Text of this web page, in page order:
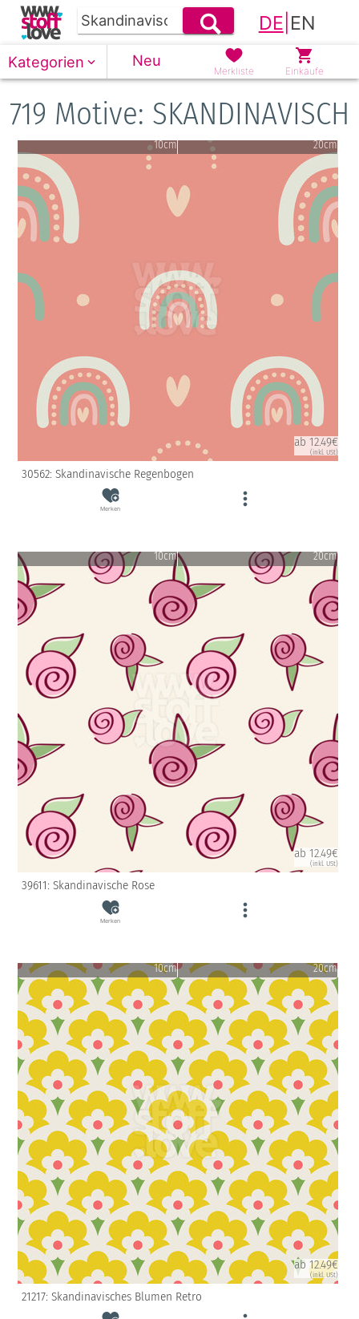
DE EN
Kategorien Neu
Merkliste Einkäufe
719 Motive: SKANDINAVISCH
10cm 20cm
ab 12.49€
(inkl. USt)
30562: Skandinavische Regenbogen
Merken
10cm 20cm
ab 12.49€
(inkl. USt)
39611: Skandinavische Rose
Merken
10cm 20cm
ab 12.49€
(inkl. USt)
21217: Skandinavisches Blumen Retro